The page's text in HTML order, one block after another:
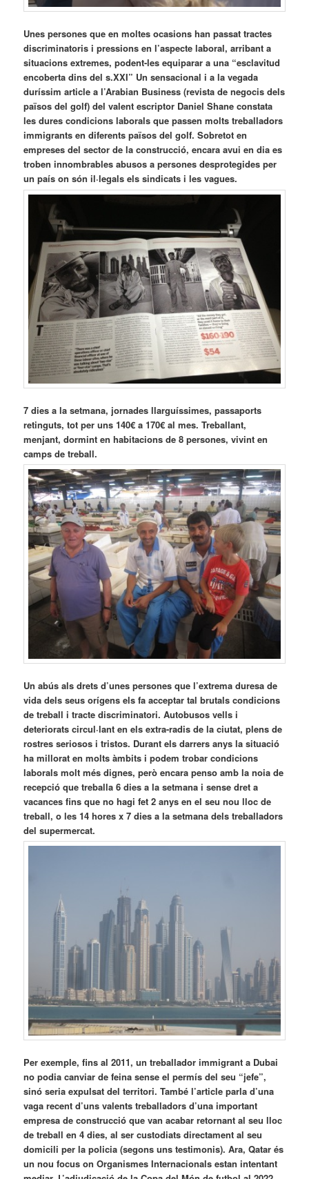
Unes persones que en moltes ocasions han passat tractes
discriminatoris i pressions en l’aspecte laboral, arribant a
situacions extremes, podent-les equiparar a una “esclavitud
encoberta dins del s.XXI” Un sensacional i a la vegada
duríssim article a l’Arabian Business (revista de negocis dels
països del golf) del valent escriptor Daniel Shane constata
les dures condicions laborals que passen molts treballadors
immigrants en diferents països del golf. Sobretot en
empreses del sector de la construcció, encara avui en dia es
troben innombrables abusos a persones desprotegides per
un país on són il·legals els sindicats i les vagues.
7 dies a la setmana, jornades llarguíssimes, passaports
retinguts, tot per uns 140€ a 170€ al mes. Treballant,
menjant, dormint en habitacions de 8 persones, vivint en
camps de treball.
Un abús als drets d’unes persones que l’extrema duresa de
vida dels seus orígens els fa acceptar tal brutals condicions
de treball i tracte discriminatori. Autobusos vells i
deteriorats circul·lant en els extra-radis de la ciutat, plens de
rostres seriosos i tristos. Durant els darrers anys la situació
ha millorat en molts àmbits i podem trobar condicions
laborals molt més dignes, però encara penso amb la noia de
recepció que treballa 6 dies a la setmana i sense dret a
vacances fins que no hagi fet 2 anys en el seu nou lloc de
treball, o les 14 hores x 7 dies a la setmana dels treballadors
del supermercat.
Per exemple, fins al 2011, un treballador immigrant a Dubai
no podia canviar de feina sense el permís del seu “jefe”,
sinó seria expulsat del territori. També l’article parla d’una
vaga recent d’uns valents treballadors d’una important
empresa de construcció que van acabar retornant al seu lloc
de treball en 4 dies, al ser custodiats directament al seu
domicili per la policia (segons uns testimonis). Ara, Qatar és
un nou focus on Organismes Internacionals estan intentant